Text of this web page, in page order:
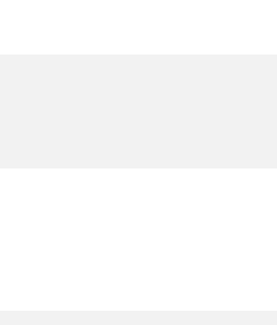
der Zahlung mitteilen.